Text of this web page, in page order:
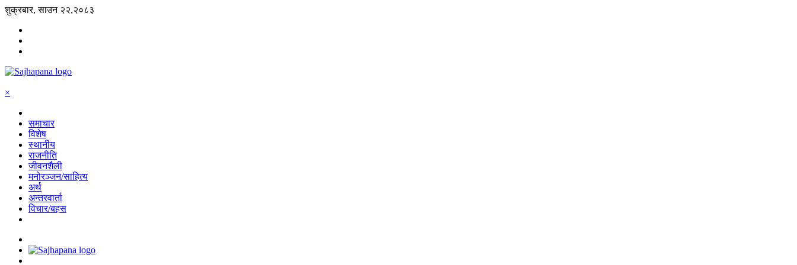
शुक्रबार, साउन २२,२०८३
×
समाचार
विशेष
स्थानीय
राजनीति
जीवनशैली
मनोरञ्जन/साहित्य
अर्थ
अन्तरवार्ता
विचार/बहस